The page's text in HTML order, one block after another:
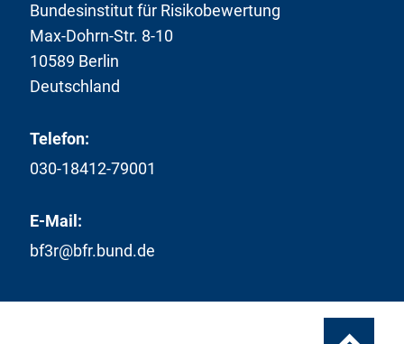
Bundesinstitut für Risikobewertung
Max-Dohrn-Str. 8-10
10589 Berlin
Deutschland
Telefon:
030-18412-79001
E-Mail:
bf3r@bfr.bund.de
Zum